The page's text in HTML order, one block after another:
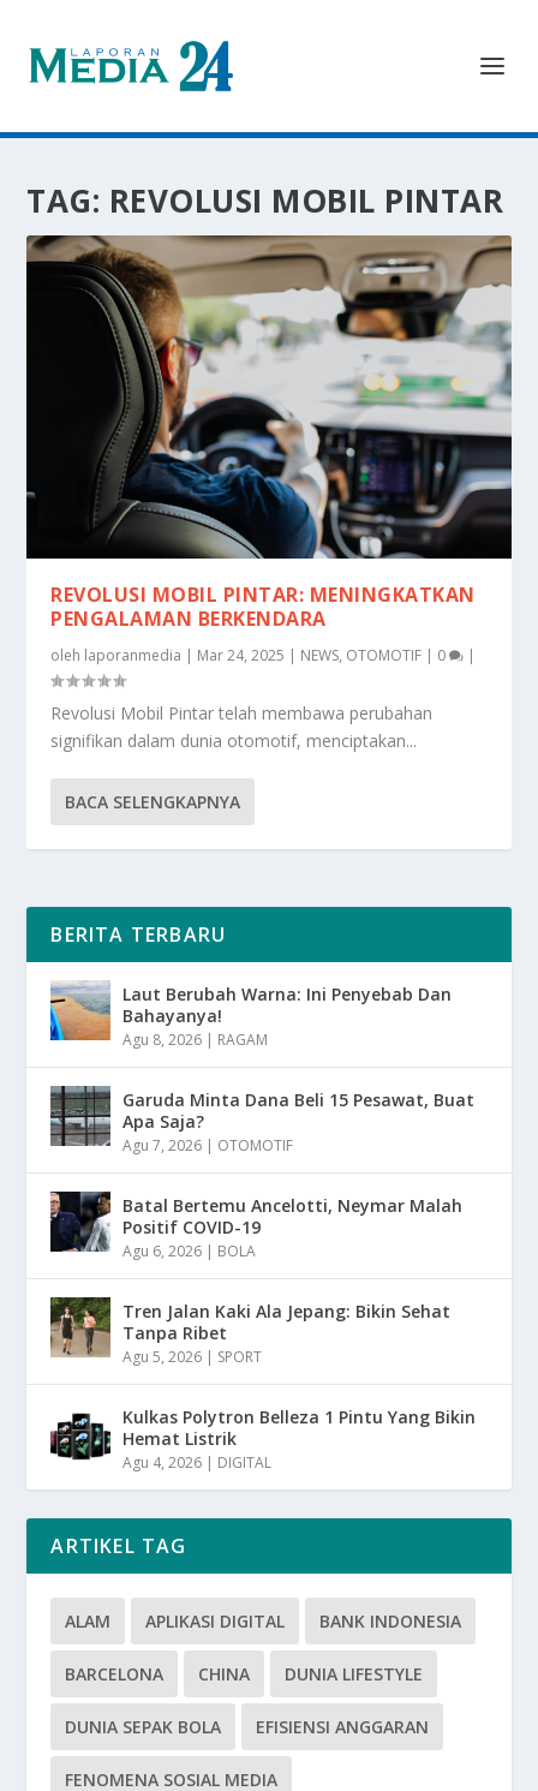
TAG: REVOLUSI MOBIL PINTAR
REVOLUSI MOBIL PINTAR: MENINGKATKAN
PENGALAMAN BERKENDARA
oleh laporanmedia | Mar 24, 2025 | NEWS, OTOMOTIF | 0 |
Revolusi Mobil Pintar telah membawa perubahan
signifikan dalam dunia otomotif, menciptakan...
BACA SELENGKAPNYA
BERITA TERBARU
Laut Berubah Warna: Ini Penyebab Dan
Bahayanya!
Agu 8, 2026 | RAGAM
Garuda Minta Dana Beli 15 Pesawat, Buat
Apa Saja?
Agu 7, 2026 | OTOMOTIF
Batal Bertemu Ancelotti, Neymar Malah
Positif COVID-19
Agu 6, 2026 | BOLA
Tren Jalan Kaki Ala Jepang: Bikin Sehat
Tanpa Ribet
Agu 5, 2026 | SPORT
Kulkas Polytron Belleza 1 Pintu Yang Bikin
Hemat Listrik
Agu 4, 2026 | DIGITAL
ARTIKEL TAG
ALAM APLIKASI DIGITAL BANK INDONESIA
BARCELONA CHINA DUNIA LIFESTYLE
DUNIA SEPAK BOLA EFISIENSI ANGGARAN
FENOMENA SOSIAL MEDIA